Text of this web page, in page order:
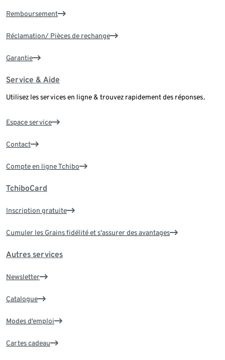
Remboursement
Réclamation/ Pièces de rechange
Garantie
Service & Aide
Utilisez les services en ligne & trouvez rapidement des réponses.
Espace service
Contact
Compte en ligne Tchibo
TchiboCard
Inscription gratuite
Cumuler les Grains fidélité et s'assurer des avantages
Autres services
Newsletter
Catalogue
Modes d’emploi
Cartes cadeau